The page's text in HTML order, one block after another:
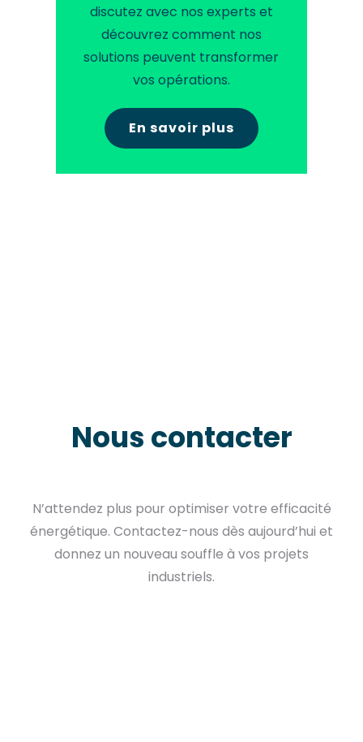
discutez avec nos experts et
découvrez comment nos
solutions peuvent transformer
vos opérations.
En savoir plus
Nous contacter
N’attendez plus pour optimiser votre efficacité
énergétique. Contactez-nous dès aujourd’hui et
donnez un nouveau souffle à vos projets
industriels.